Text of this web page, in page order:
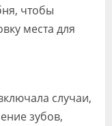
чтобы
места для
случаи,
зубов,